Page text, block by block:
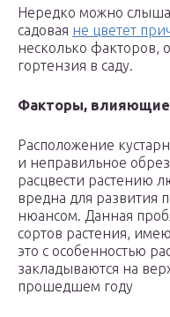
Нередко можно
садовая не цветет
несколько факторов,
гортензия в саду.
Факторы, влияющие
Расположение
и неправильное
расцвести растению
вредна для развития
нюансом. Данная
сортов растения,
это с особенностью
закладываются на
прошедшем году